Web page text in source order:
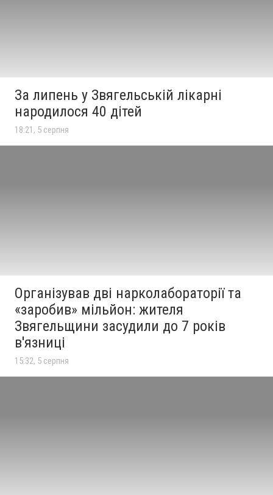
За липень у Звягельській лікарні
народилося 40 дітей
18:21, 5 серпня
Організував дві нарколабораторії та
«заробив» мільйон: жителя
Звягельщини засудили до 7 років
в'язниці
15:32, 5 серпня